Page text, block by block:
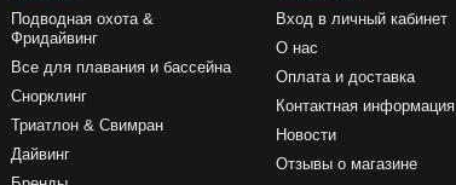
Подводная охота &
Фридайвинг
Все для плавания и бассейна
Снорклинг
Триатлон & Свимран
Дайвинг
Вход в личный кабинет
О нас
Оплата и доставка
Контактная информация
Новости
Отзывы о магазине